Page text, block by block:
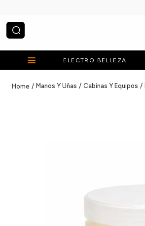
¿Qué estás buscando?
ELECTRO BELLEZA
Manos Y Uñas Cabinas Y Equipos